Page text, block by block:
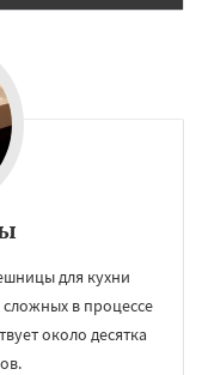
для кухни
в процессе
около десятка